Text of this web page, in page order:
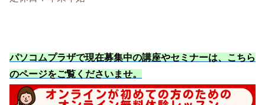
パソコムプラザで現在募集中の講座やセミナーは、こちら
のページをご覧くださいませ。